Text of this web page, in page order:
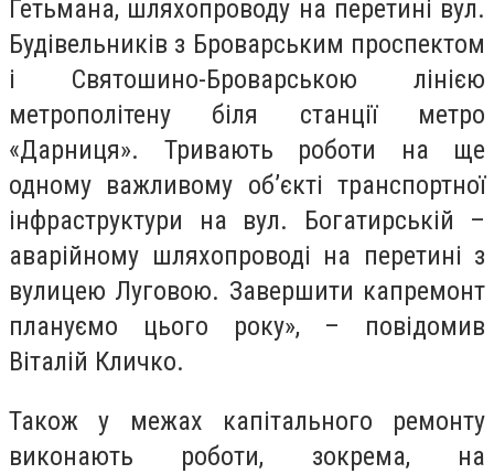
Гетьмана, шляхопроводу на перетині вул.
Будівельників з Броварським проспектом
і Святошино-Броварською лінією
метрополітену біля станції метро
«Дарниця». Тривають роботи на ще
одному важливому об’єкті транспортної
інфраструктури на вул. Богатирській –
аварійному шляхопроводі на перетині з
вулицею Луговою. Завершити капремонт
плануємо цього року», – повідомив
Віталій Кличко.
Також у межах капітального ремонту
виконають роботи, зокрема, на